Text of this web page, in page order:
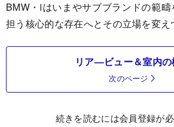
BMW・iはいまやサブブランドの範
担う核心的な存在へとその立場を変え
リア―ビュー＆室内の
次のページ
続きを読むには会員登録が必